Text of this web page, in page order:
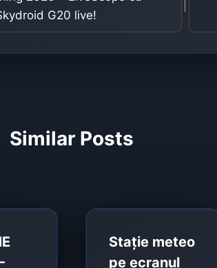
G20 live!
Similar Posts
Stație meteo
pe ecranul